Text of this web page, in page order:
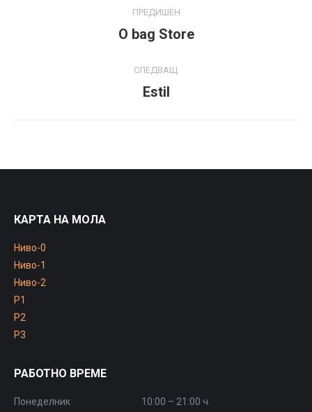
navigation
ПРЕДИШЕН
Previous
O bag Store
СЛЕДВАЩ
Next
Estil
КАРТА НА МОЛА
Ниво-0
Ниво-1
Ниво-2
P1
P2
P3
РАБОТНО ВРЕМЕ
Понеделник
10:00 – 21:00 ч.